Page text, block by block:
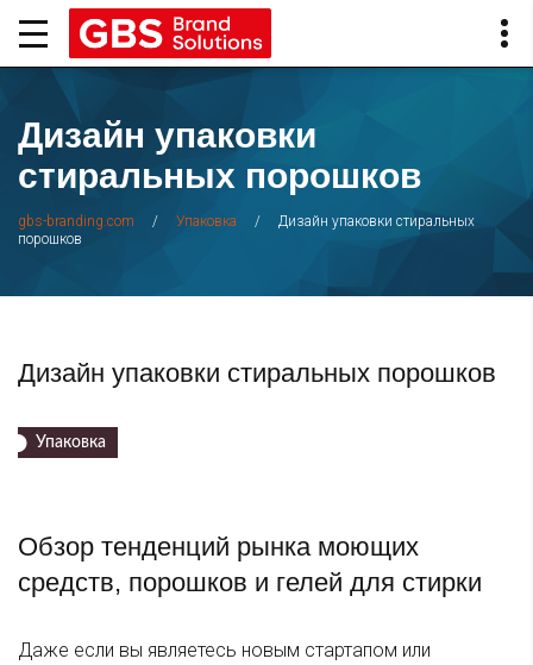
Дизайн упаковки
стиральных порошков
gbs-branding.com / Упаковка /
Дизайн упаковки стиральных
порошков
Дизайн упаковки стиральных порошков
Упаковка
Обзор тенденций рынка моющих
средств, порошков и гелей для стирки
Даже если вы являетесь новым стартапом или